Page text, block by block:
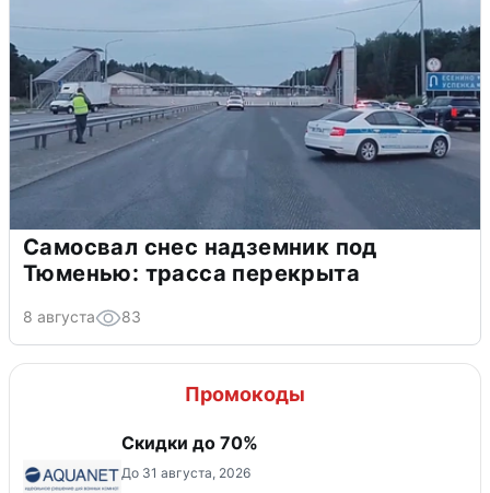
Самосвал снес надземник под
Тюменью: трасса перекрыта
8 августа 83
Промокоды
Скидки до 70%
До 31 августа, 2026